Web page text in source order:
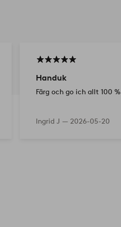
Handuk
Färg och go ich allt 100 %
Ingrid J — 2026-05-20